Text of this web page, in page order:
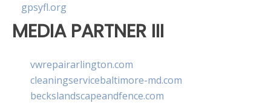
gpsyfl.org
MEDIA PARTNER III
vwrepairarlington.com
cleaningservicebaltimore-md.com
beckslandscapeandfence.com